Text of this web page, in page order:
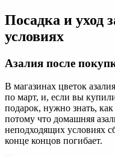
Посадка и уход
условиях
Азалия после
В магазинах цветок
по март, и, если вы
подарок, нужно знать,
потому что домашняя
неподходящих условиях
конце концов погибает.